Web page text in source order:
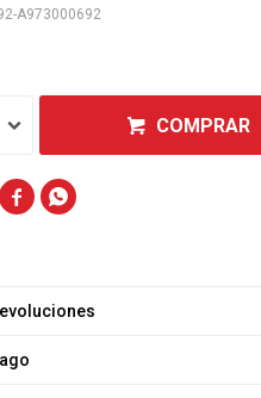
A973000692
COMPRAR
 